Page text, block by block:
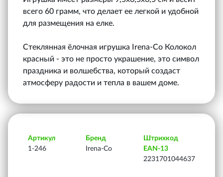
всего 60 грамм, что делает ее легкой и удобной
для размещения на елке.
Стеклянная ёлочная игрушка Irena-Co Колокол
красный - это не просто украшение, это символ
праздника и волшебства, который создаст
атмосферу радости и тепла в вашем доме.
Артикул
1-246
Бренд
Irena-Co
Штрихкод
EAN-13
2231701044637